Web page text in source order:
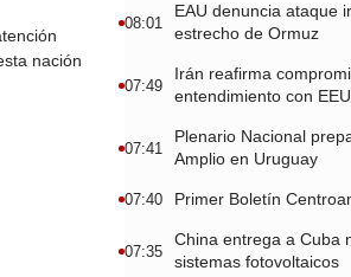
nación
08:01
EAU denuncia ataque
estrecho de Ormuz
07:49
Irán reafirma
entendimiento con
07:41
Plenario Nacional
Amplio en Uruguay
07:40 Primer Boletín
07:35
China entrega a Cuba
sistemas fotovoltaicos